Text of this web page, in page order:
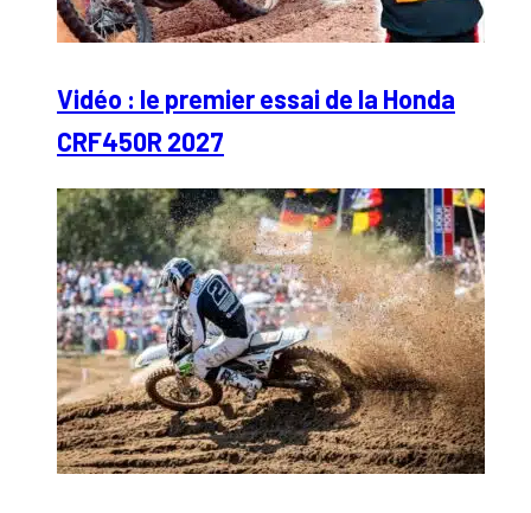
Vidéo : le premier essai de la Honda
CRF450R 2027